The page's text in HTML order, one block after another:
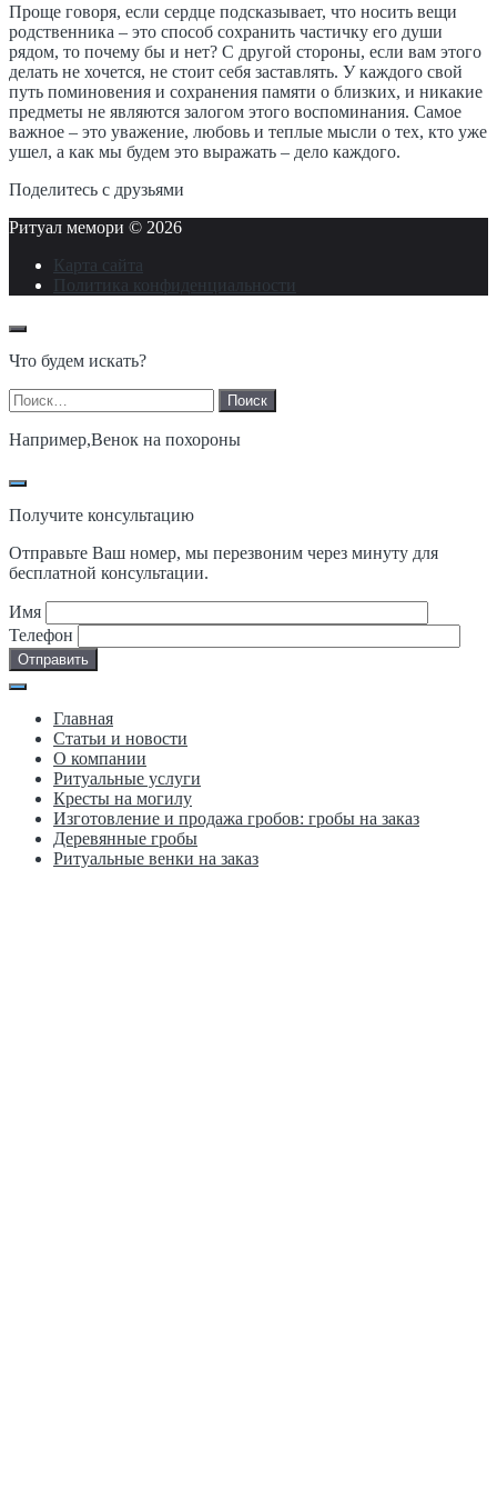
Проще говоря, если сердце подсказывает, что носить вещи
родственника – это способ сохранить частичку его души
рядом, то почему бы и нет? С другой стороны, если вам этого
делать не хочется, не стоит себя заставлять. У каждого свой
путь поминовения и сохранения памяти о близких, и никакие
предметы не являются залогом этого воспоминания. Самое
важное – это уважение, любовь и теплые мысли о тех, кто уже
ушел, а как мы будем это выражать – дело каждого.
Поделитесь с друзьями
Ритуал мемори © 2026
Карта сайта
Политика конфиденциальности
Что будем искать?
Найти:
Например,Венок на похороны
Получите консультацию
Отправьте Ваш номер, мы перезвоним через минуту для
бесплатной консультации.
Имя
Телефон
Главная
Статьи и новости
О компании
Ритуальные услуги
Кресты на могилу
Изготовление и продажа гробов: гробы на заказ
Деревянные гробы
Ритуальные венки на заказ